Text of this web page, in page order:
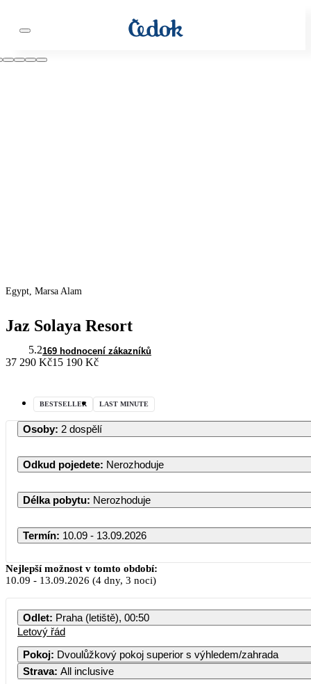
Egypt, Marsa Alam
Jaz Solaya Resort
5.2169 hodnocení zákazníků
37 290 Kč15 190 Kč
BESTSELLER LAST MINUTE
Osoby: 2 dospělí
Odkud pojedete: Nerozhoduje
Délka pobytu: Nerozhoduje
Termín: 10.09 - 13.09.2026
Nejlepší možnost v tomto období:
10.09 - 13.09.2026 (4 dny, 3 noci)
Odlet: Praha (letiště), 00:50
Letový řád
Pokoj: Dvoulůžkový pokoj superior s výhledem/zahrada
Strava: All inclusive